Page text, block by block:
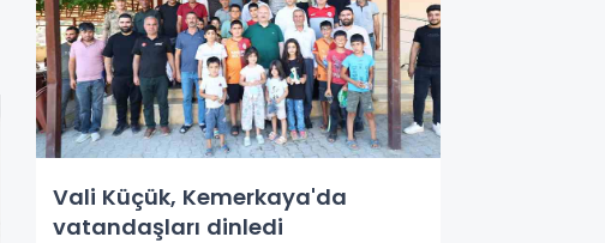
Vali Küçük, Kemerkaya'da
vatandaşları dinledi